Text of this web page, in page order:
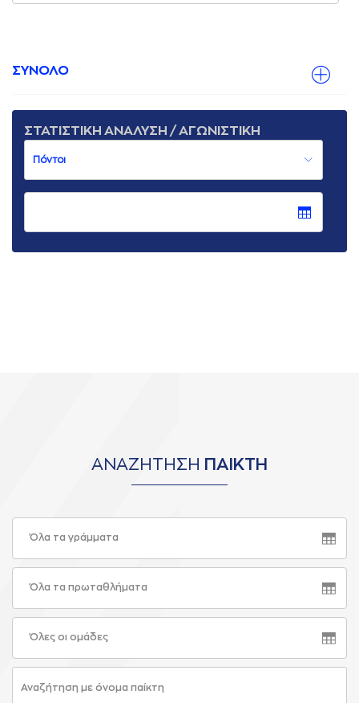
ΣΥΝΟΛΟ
ΣΤΑΤΙΣΤΙΚΗ ΑΝΑΛΥΣΗ / ΑΓΩΝΙΣΤΙΚΗ
ΑΝΑΖΗΤΗΣΗ ΠΑΙΚΤΗ
Όλα τα γράμματα
Όλα τα πρωταθλήματα
Όλες οι ομάδες